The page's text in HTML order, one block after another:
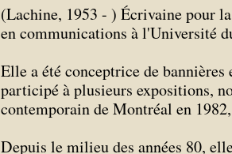
(Lachine, 1953 - ) Écrivaine pour
en communications à l'Université
Elle a été conceptrice de
participé à plusieurs expositions,
contemporain de Montréal en
Depuis le milieu des années 80,